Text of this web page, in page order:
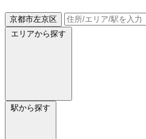
京都市左京区
エリアから探す
駅から探す